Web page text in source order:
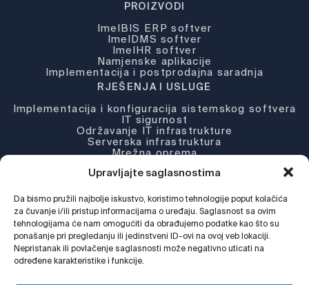
Upravljajte saglasnostima
Da bismo pružili najbolje iskustvo, koristimo tehnologije poput kolačića
za čuvanje i/ili pristup informacijama o uređaju. Saglasnost sa ovim
tehnologijama će nam omogućiti da obrađujemo podatke kao što su
ponašanje pri pregledanju ili jedinstveni ID-ovi na ovoj veb lokaciji.
Nepristanak ili povlačenje saglasnosti može negativno uticati na
određene karakteristike i funkcije.
PROIZVODI
ImelBIS ERP softver
ImelDMS softver
ImelHR softver
Namjenske aplikacije
Implementacija i postprodajna saradnja
RJEŠENJA I USLUGE
Implementacija i konfiguracija sistemskog softvera
IT sigurnost
Održavanje IT infrastrukture
Serverska infrastruktura
Mrežna oprema
KOMPANIJA
O nama
Novosti
Djelatnosti
Podrška
Web Shop